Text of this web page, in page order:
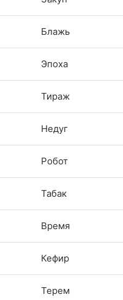
Блажь
Эпоха
Тираж
Недуг
Робот
Табак
Время
Кефир
Терем